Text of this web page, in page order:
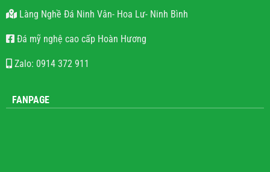
Làng Nghề Đá Ninh Vân- Hoa Lư- Ninh Bình
Đá mỹ nghệ cao cấp Hoàn Hương
Zalo: 0914 372 911
FANPAGE